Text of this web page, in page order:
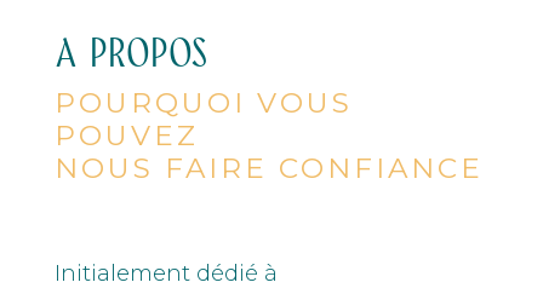
A PROPOS
POURQUOI VOUS
POUVEZ
NOUS FAIRE CONFIANCE
Initialement dédié à